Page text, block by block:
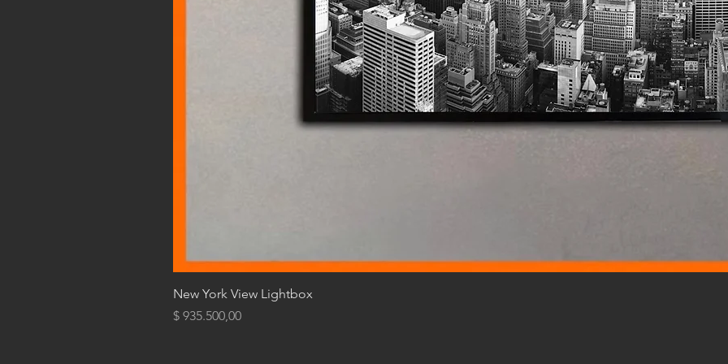
New York View Lightbox
Precio
$ 935.500,00